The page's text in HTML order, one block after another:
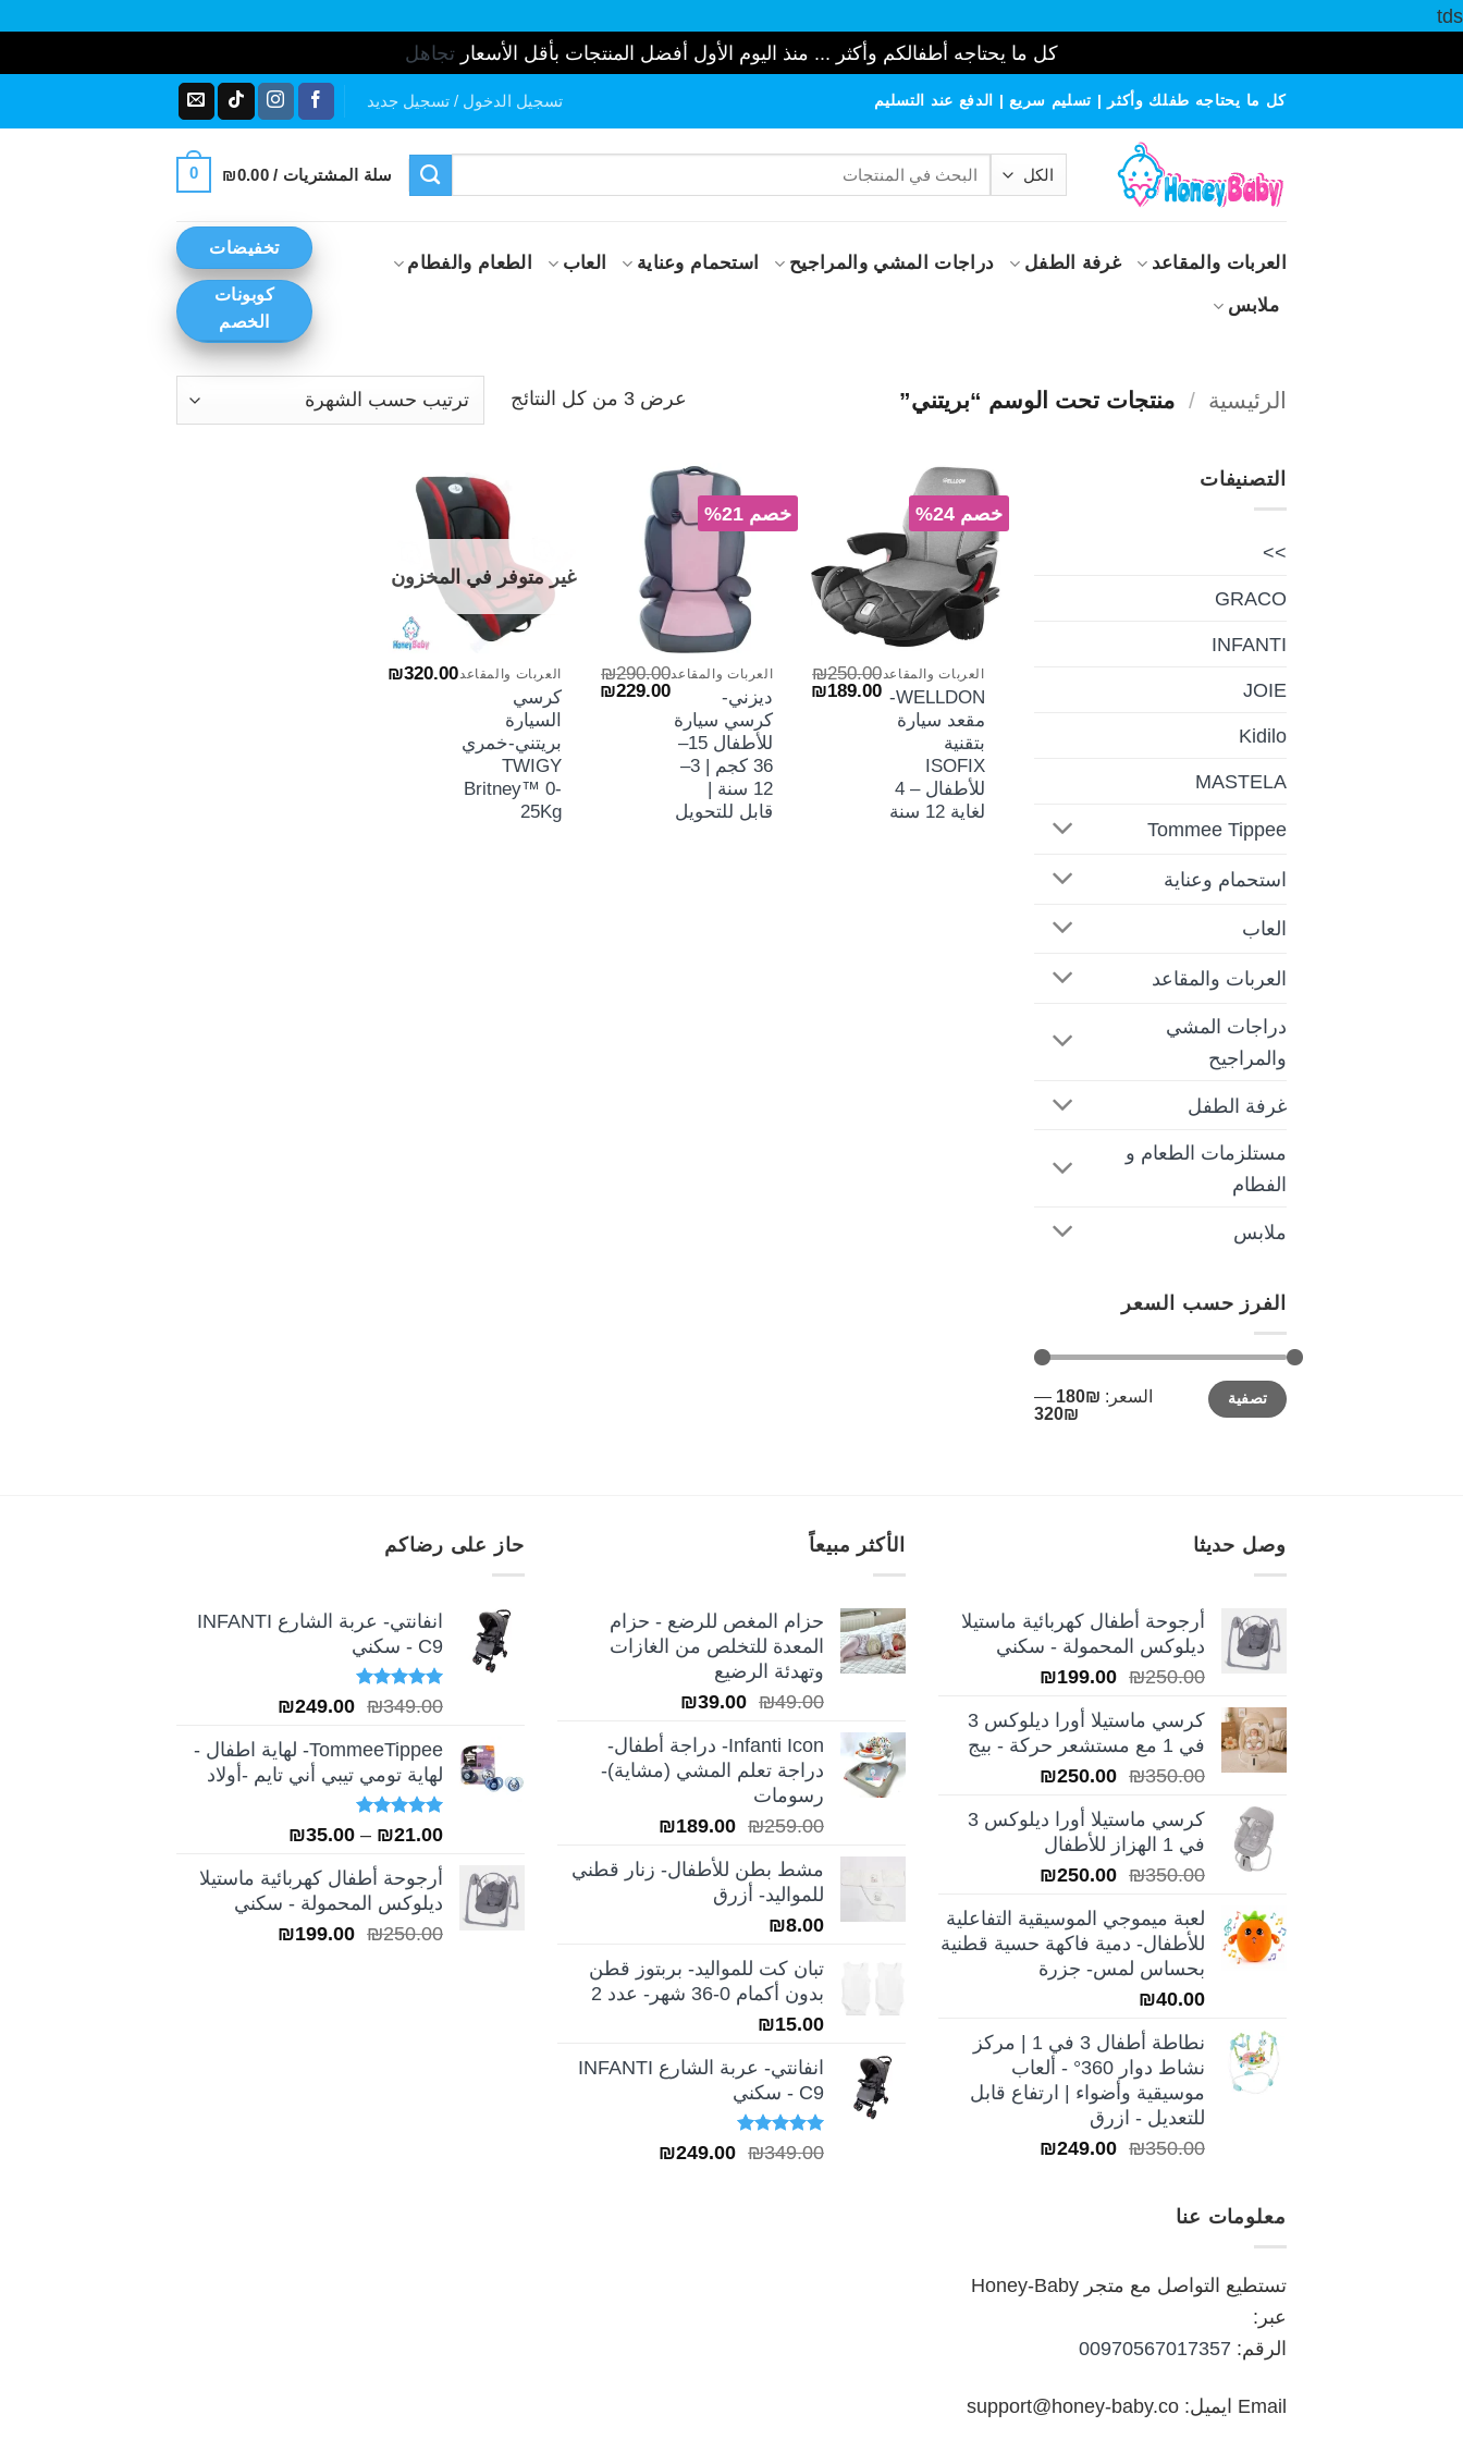
tds
كل ما يحتاجه أطفالكم وأكثر ... منذ اليوم الأول أفضل المنتجات بأقل الأسعار تجاهل
كل ما يحتاجه طفلك وأكثر | تسليم سريع | الدفع عند التسليم تسجيل الدخول / تسجيل جديد
البحث
سلة المشتريات / ₪0.00
0
العربات والمقاعد غرفة الطفل دراجات المشي والمراجيح استحمام وعناية العاب الطعام والفطام
ملابس
تخفيضات
كوبونات
الخصم
الرئيسية / منتجات تحت الوسم “بريتني” عرض ⁦3⁩ من كل النتائج
الفرز
الشهرة
التصنيفات
>>
GRACO
INFANTI
JOIE
Kidilo
MASTELA
Tommee Tippee
استحمام وعناية
العاب
العربات والمقاعد
دراجات المشي
والمراجيح
غرفة الطفل
مستلزمات الطعام و
الفطام
ملابس
الفرز حسب السعر
أدنى
سعر
أعلى
سعرتصفية السعر: ₪180
—
₪320
خصم 24%
+
العربات والمقاعد
WELLDON-
مقعد سيارة
بتقنية
ISOFIX
للأطفال – 4
لغاية 12 سنة
₪250.00
السعر ₪189.00
الحالي
خصم 21%
العربات والمقاعد
ديزني-
كرسي سيارة
للأطفال 15–
36 كجم | 3–
12 سنة |
قابل للتحويل
₪290.00
السعر ₪229.00
السعر
الحالي
+
غير متوفر في المخزون
العربات والمقاعد
كرسي
السيارة
بريتني-خمري
TWIGY
Britney™ 0-
25Kg
₪320.00
وصل حديثا
أرجوحة أطفال كهربائية ماستيلا
ديلوكس المحمولة - سكني
₪250.00
السعر
هو:
₪250.00.
₪199.00
السعر
هو:
₪199.00.
كرسي ماستيلا أورا ديلوكس 3
في 1 مع مستشعر حركة - بيج
₪350.00
السعر
هو:
₪350.00.
₪250.00
السعر
هو:
كرسي ماستيلا أورا ديلوكس 3
في 1 الهزاز للأطفال
₪350.00
السعر
هو:
₪350.00.
₪250.00
السعر
هو:
₪250.00.
لعبة ميموجي الموسيقية التفاعلية
للأطفال- دمية فاكهة حسية قطنية
بحساس لمس- جزرة
₪40.00
نطاطة أطفال 3 في 1 | مركز
نشاط دوار 360° - ألعاب
موسيقية وأضواء | ارتفاع قابل
للتعديل - ازرق
₪350.00
السعر ₪249.00
السعر
الأكثر مبيعاً
حزام المغص للرضع - حزام
المعدة للتخلص من الغازات
وتهدئة الرضيع
₪49.00
السعر
هو:
₪49.00.
₪39.00
السعر
هو:
₪39.00.
Infanti Icon- دراجة أطفال-
دراجة تعلم المشي (مشاية)-
رسومات
₪259.00
السعر
هو:
₪259.00.
₪189.00
السعر
هو:
مشط بطن للأطفال- زنار قطني
للمواليد- أزرق
₪8.00
تبان كت للمواليد- بربتوز قطن
بدون أكمام 0-36 شهر- عدد 2
₪15.00
انفانتي- عربة الشارع INFANTI
C9 - سكني
تم التقييم
5.00 من 5
₪349.00
السعر ₪249.00
السعر
حاز على رضاكم
انفانتي- عربة الشارع INFANTI
C9 - سكني
تم التقييم
5.00 من 5
₪349.00
السعر
هو:
₪349.00.
₪249.00
السعر
هو:
₪249.00.
TommeeTippee- لهاية اطفال -
لهاية تومي تيبي أني تايم -أولاد
تم التقييم
5.00من 5
₪21.00
–
₪35.00
من
خلال
أرجوحة أطفال كهربائية ماستيلا
ديلوكس المحمولة - سكني
₪250.00
السعر ₪199.00
السعر
معلومات عنا
تستطيع التواصل مع متجر Honey-Baby
عبر:
الرقم: 00970567017357
Email ايميل: support@honey-baby.co